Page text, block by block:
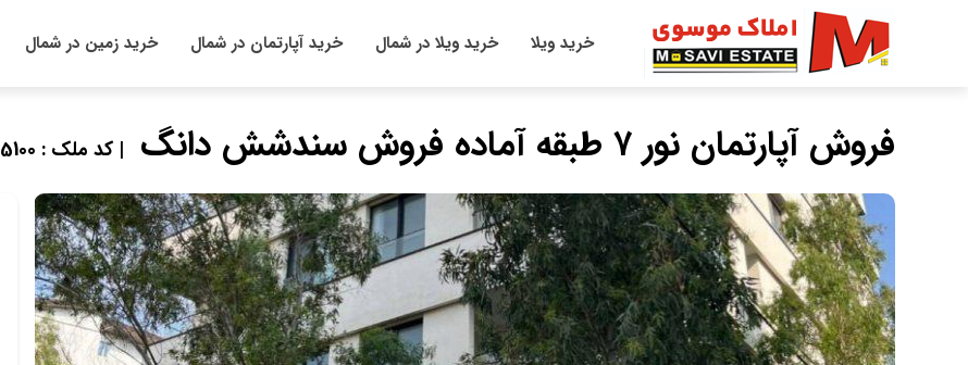
خرید ویلا خرید ویلا در شمال خرید آپارتمان در شمال خرید زمین در شمال
فروش آپارتمان نور ۷ طبقه آماده فروش سندشش دانگ | کد ملک : 905100